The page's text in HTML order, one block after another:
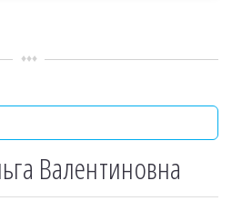
Валентиновна